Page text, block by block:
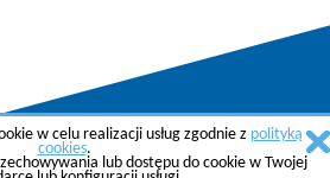
Copyright © 2015 AGREMA Poland Sp. z o.o.
Created bySkyGroup Sp. z o.o.
w celu realizacji usług zgodnie z polityką
cookies.
lub dostępu do cookie w Twojej